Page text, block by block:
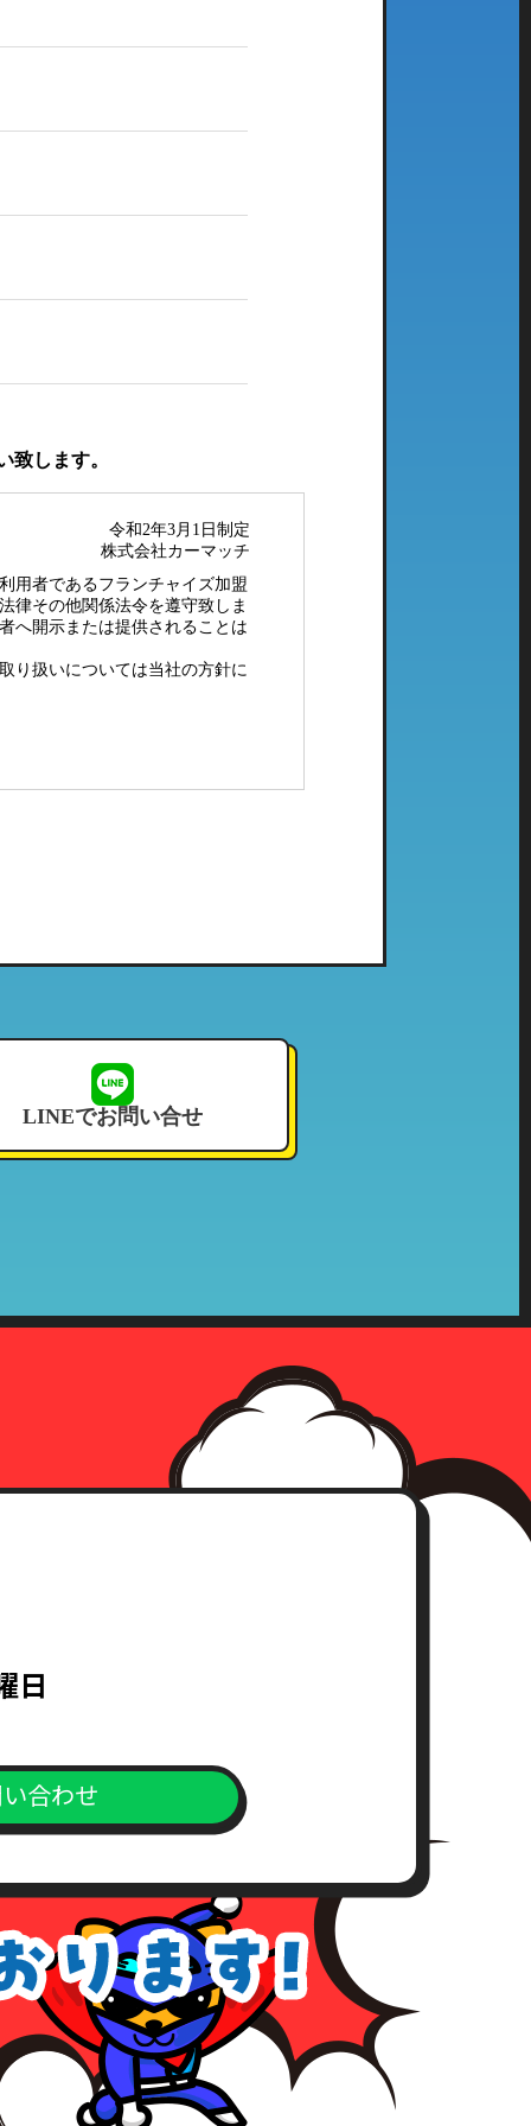
致します。
令和2年3月1日制定
株式会社カーマッチ
用者であるフランチャイズ加盟
律その他関係法令を遵守致しま
へ開示または提供されることは
り扱いについては当社の方針に
て頂いております。
認をさせて頂いた上、合理的な
の収集した個人情報が第三者へ
事前承認なく情報を当該公的機
応窓口までご送付下さい。
、こちらの所定の期間内にお支
ご了承下さい。
LINEでお問い合せ
日
合わせ